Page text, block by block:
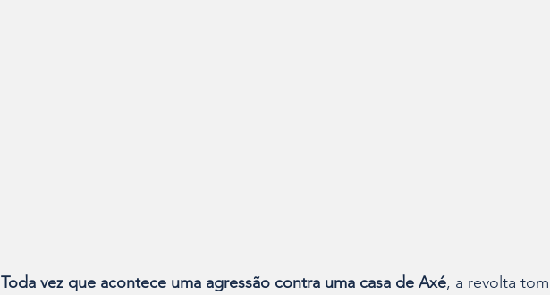
Toda vez que acontece uma agressão contra uma casa de Axé, a revolta